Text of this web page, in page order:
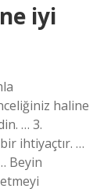
iyi
haline
… 3.
ihtiyaçtır. …
Beyin